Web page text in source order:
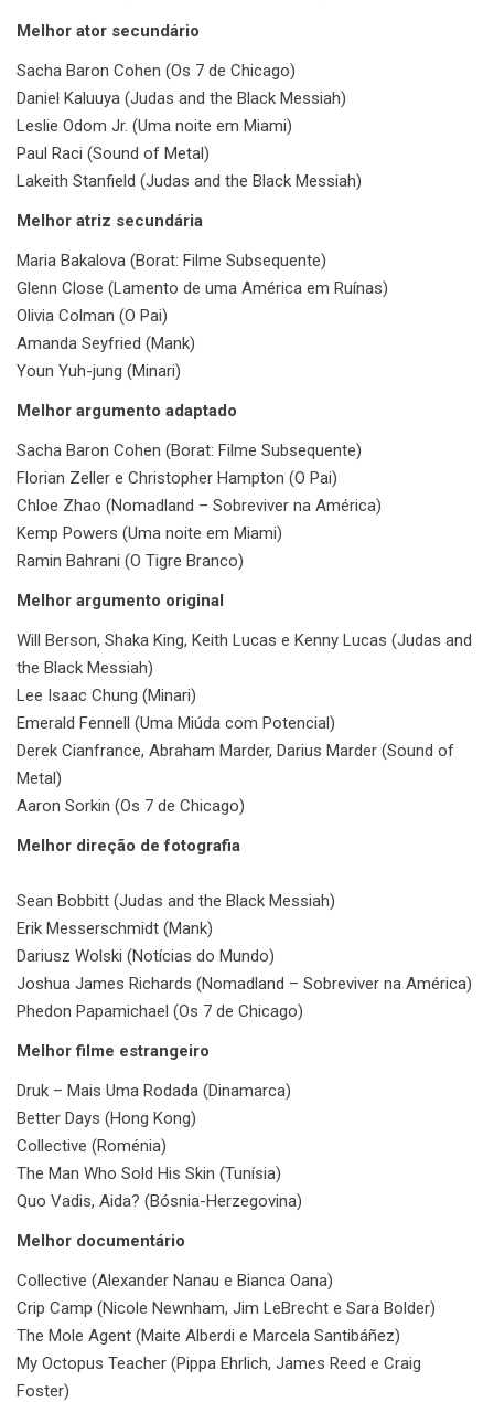
Melhor ator secundário
Sacha Baron Cohen (Os 7 de Chicago)
Daniel Kaluuya (Judas and the Black Messiah)
Leslie Odom Jr. (Uma noite em Miami)
Paul Raci (Sound of Metal)
Lakeith Stanfield (Judas and the Black Messiah)
Melhor atriz secundária
Maria Bakalova (Borat: Filme Subsequente)
Glenn Close (Lamento de uma América em Ruínas)
Olivia Colman (O Pai)
Amanda Seyfried (Mank)
Youn Yuh-jung (Minari)
Melhor argumento adaptado
Sacha Baron Cohen (Borat: Filme Subsequente)
Florian Zeller e Christopher Hampton (O Pai)
Chloe Zhao (Nomadland – Sobreviver na América)
Kemp Powers (Uma noite em Miami)
Ramin Bahrani (O Tigre Branco)
Melhor argumento original
Will Berson, Shaka King, Keith Lucas e Kenny Lucas (Judas and
the Black Messiah)
Lee Isaac Chung (Minari)
Emerald Fennell (Uma Miúda com Potencial)
Derek Cianfrance, Abraham Marder, Darius Marder (Sound of
Metal)
Aaron Sorkin (Os 7 de Chicago)
Melhor direção de fotografia
Sean Bobbitt (Judas and the Black Messiah)
Erik Messerschmidt (Mank)
Dariusz Wolski (Notícias do Mundo)
Joshua James Richards (Nomadland – Sobreviver na América)
Phedon Papamichael (Os 7 de Chicago)
Melhor filme estrangeiro
Druk – Mais Uma Rodada (Dinamarca)
Better Days (Hong Kong)
Collective (Roménia)
The Man Who Sold His Skin (Tunísia)
Quo Vadis, Aida? (Bósnia-Herzegovina)
Melhor documentário
Collective (Alexander Nanau e Bianca Oana)
Crip Camp (Nicole Newnham, Jim LeBrecht e Sara Bolder)
The Mole Agent (Maite Alberdi e Marcela Santibáñez)
My Octopus Teacher (Pippa Ehrlich, James Reed e Craig
Foster)